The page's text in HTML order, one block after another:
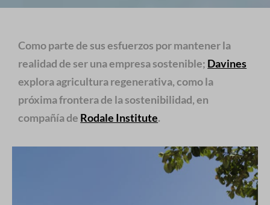
Como parte de sus esfuerzos por mantener la
realidad de ser una empresa sostenible; Davines
explora agricultura regenerativa, como la
próxima frontera de la sostenibilidad, en
compañía de Rodale Institute.